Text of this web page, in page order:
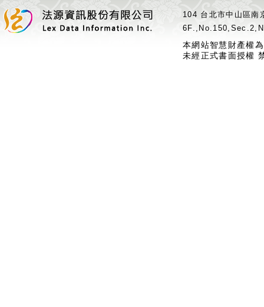
104 台北市中山區
本網站智慧財產權
未經正式書面授權